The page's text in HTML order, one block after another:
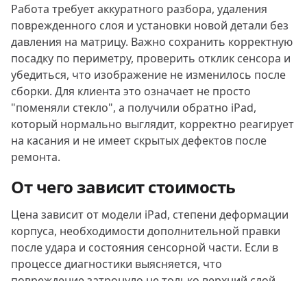
Работа требует аккуратного разбора, удаления
поврежденного слоя и установки новой детали без
давления на матрицу. Важно сохранить корректную
посадку по периметру, проверить отклик сенсора и
убедиться, что изображение не изменилось после
сборки. Для клиента это означает не просто
"поменяли стекло", а получили обратно iPad,
который нормально выглядит, корректно реагирует
на касания и не имеет скрытых дефектов после
ремонта.
От чего зависит стоимость
Цена зависит от модели iPad, степени деформации
корпуса, необходимости дополнительной правки
после удара и состояния сенсорной части. Если в
процессе диагностики выясняется, что